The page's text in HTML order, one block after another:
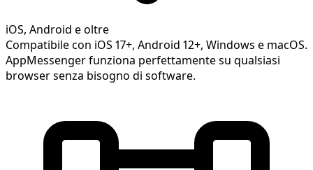
iOS, Android e oltre
Compatibile con iOS 17+, Android 12+, Windows e macOS.
AppMessenger funziona perfettamente su qualsiasi
browser senza bisogno di software.